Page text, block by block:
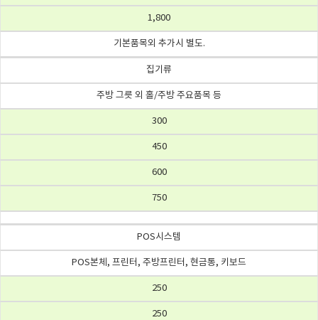
1,800
기본품목외 추가시 별도.
집기류
주방 그릇 외 홀/주방 주요품목 등
300
450
600
750
POS시스템
POS본체, 프린터, 주방프린터, 현금통, 키보드
250
250